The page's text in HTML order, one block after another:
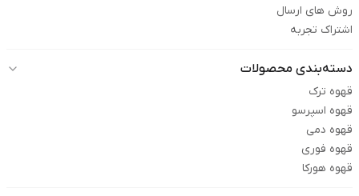
روش های ارسال
اشتراک تجربه
دسته‌بندی محصولات
قهوه ترک
قهوه اسپرسو
قهوه دمی
قهوه فوری
قهوه هورکا